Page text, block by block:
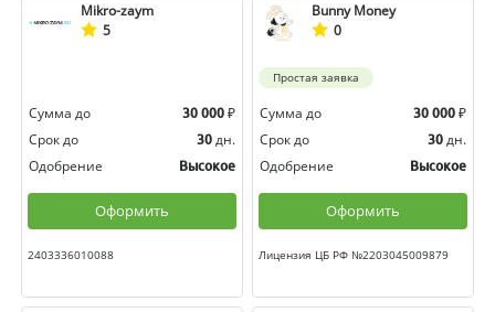
Mikro-zaym
5
Сумма до 30 000 ₽
Срок до
30 дн.
Одобрение
Высокое
Оформить
2403336010088
Bunny Money
0
Простая заявка
Сумма до 30 000 ₽
Срок до
30 дн.
Одобрение
Высокое
Оформить
Лицензия ЦБ РФ №2203045009879